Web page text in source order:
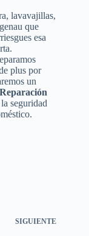
lavavajillas,
que
esa
plus por
un
seguridad
SIGUIENTE